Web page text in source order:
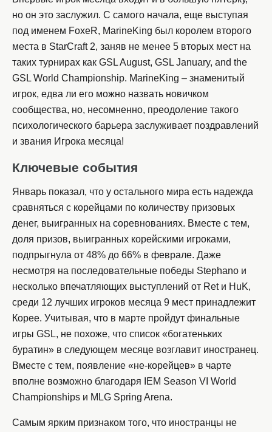
но он это заслужил. С самого начала, еще выступая
под именем FoxeR, MarineKing был королем второго
места в StarCraft 2, заняв не менее 5 вторых мест на
таких турнирах как GSL August, GSL January, and the
GSL World Championship. MarineKing – знаменитый
игрок, едва ли его можно назвать новичком
сообщества, но, несомненно, преодоление такого
психологического барьера заслуживает поздравлений
и звания Игрока месяца!
Ключевые события
Январь показал, что у остального мира есть надежда
сравняться с корейцами по количеству призовых
денег, выигранных на соревнованиях. Вместе с тем,
доля призов, выигранных корейскими игроками,
подпрыгнула от 48% до 66% в феврале. Даже
несмотря на последовательные победы Stephano и
несколько впечатляющих выступлений от Ret и HuK,
среди 12 лучших игроков месяца 9 мест принадлежит
Корее. Учитывая, что в марте пройдут финальные
игры GSL, не похоже, что список «богатеньких
буратин» в следующем месяце возглавит иностранец.
Вместе с тем, появление «не-корейцев» в чарте
вполне возможно благодаря IEM Season VI World
Championships и MLG Spring Arena.
Самым ярким признаком того, что иностранцы не